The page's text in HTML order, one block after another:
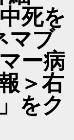
死を
マブ
ー病
＞右
をク